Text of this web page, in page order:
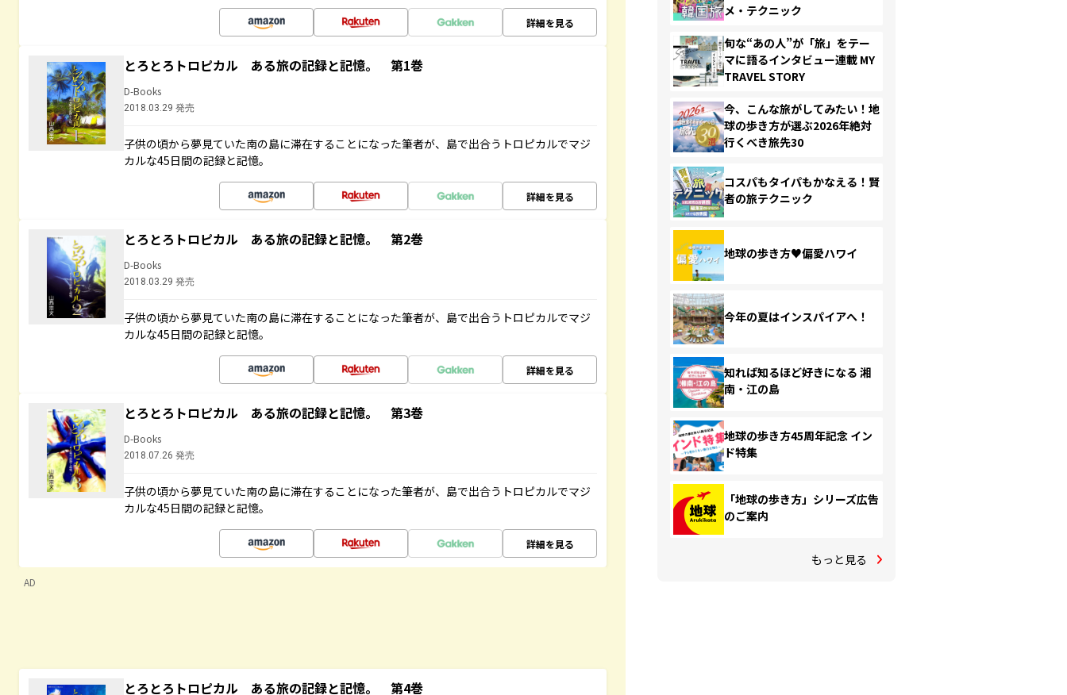
詳細を見る
とろとろトロピカル ある旅の記録と記憶。 第1巻
D-Books
2018.03.29 発売
子供の頃から夢見ていた南の島に滞在することになった筆者が、島で出合うトロピカルでマジ
カルな45日間の記録と記憶。
詳細を見る
とろとろトロピカル ある旅の記録と記憶。 第2巻
D-Books
2018.03.29 発売
子供の頃から夢見ていた南の島に滞在することになった筆者が、島で出合うトロピカルでマジ
カルな45日間の記録と記憶。
詳細を見る
とろとろトロピカル ある旅の記録と記憶。 第3巻
D-Books
2018.07.26 発売
子供の頃から夢見ていた南の島に滞在することになった筆者が、島で出合うトロピカルでマジ
カルな45日間の記録と記憶。
詳細を見る
AD
とろとろトロピカル ある旅の記録と記憶。 第4巻
メ・テクニック
旬な“あの人”が「旅」をテー
マに語るインタビュー連載 MY
TRAVEL STORY
今、こんな旅がしてみたい！地
球の歩き方が選ぶ2026年絶対
行くべき旅先30
コスパもタイパもかなえる！賢
者の旅テクニック
地球の歩き方♥偏愛ハワイ
今年の夏はインスパイアへ！
知れば知るほど好きになる 湘
南・江の島
地球の歩き方45周年記念 イン
ド特集
「地球の歩き方」シリーズ広告
のご案内
もっと見る